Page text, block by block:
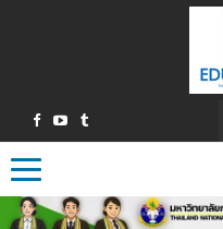
Toggle navigation